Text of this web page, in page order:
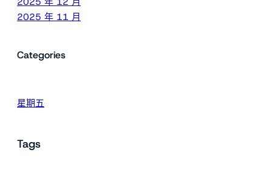
2025 年 11 月
Categories
星期五
Tags